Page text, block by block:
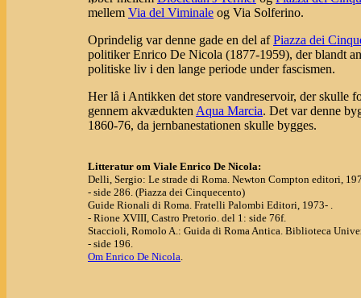
mellem Via del Viminale og Via Solferino.
Oprindelig var denne gade en del afPiazza dei
politiker Enrico De Nicola (1877-1959), der blandt
politiske liv i den lange periode under fascismen.
Her lå i Antikken det store vandreservoir, der skulle
gennem akvædukten Aqua Marcia. Det var denne
1860-76, da jernbanestationen skulle bygges.
Litteratur om Viale Enrico De Nicola:
Delli, Sergio: Le strade di Roma. Newton Compton editori,
- side 286. (Piazza dei Cinquecento)
Guide Rionali di Roma. Fratelli Palombi Editori, 1973- .
- Rione XVIII, Castro Pretorio. del 1: side 76f.
Staccioli, Romolo A.: Guida di Roma Antica. Biblioteca
- side 196.
Om Enrico De Nicola.